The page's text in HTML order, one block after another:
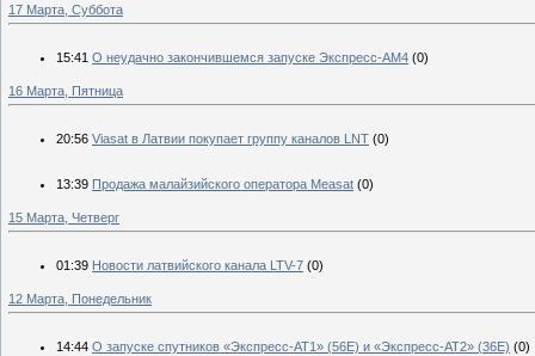
17 Марта, Суббота
15:41 О неудачно закончившемся запуске Экспресс-АМ4 (0)
16 Марта, Пятница
20:56 Viasat в Латвии покупает группу каналов LNT (0)
13:39 Продажа малайзийского оператора Measat (0)
15 Марта, Четверг
01:39 Новости латвийского канала LTV-7 (0)
12 Марта, Понедельник
14:44 О запуске спутников «Экспресс-АТ1» (56Е) и «Экспресс-АТ2» (36Е) (0)